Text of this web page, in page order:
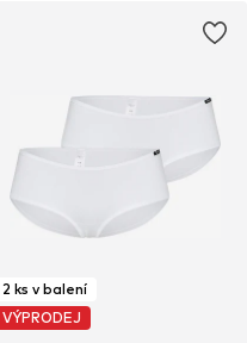
2 ks v balení
VÝPRODEJ